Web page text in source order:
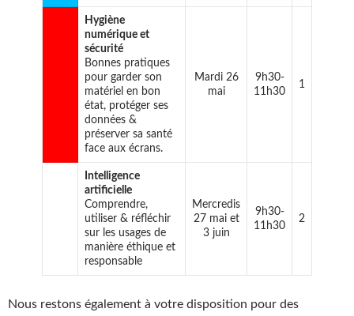
Hygiène
numérique et
sécurité
Bonnes pratiques
pour garder son
matériel en bon
état, protéger ses
données &
préserver sa santé
face aux écrans.
Mardi 26
mai
9h30-
11h30
1
Intelligence
artificielle
Comprendre,
utiliser & réfléchir
sur les usages de
manière éthique et
responsable
Mercredis
27 mai et
3 juin
9h30-
11h30
2
Nous restons également à votre disposition pour des